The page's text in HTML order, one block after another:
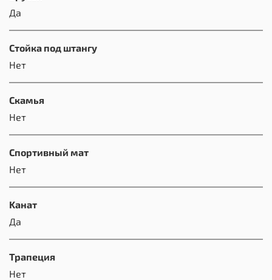
Да
Стойка под штангу
Нет
Скамья
Нет
Спортивный мат
Нет
Kанат
Да
Трапеция
Нет